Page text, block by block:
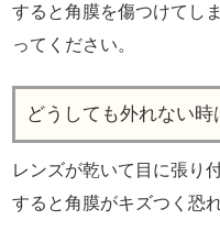
すると角膜を傷つけてし
ってください。
どうしても外れない時
レンズが乾いて目に張り
すると角膜がキズつく恐